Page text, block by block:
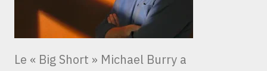
Le « Big Short » Michael Burry a